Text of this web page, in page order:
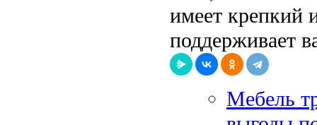
имеет крепкий
поддерживает
Мебель